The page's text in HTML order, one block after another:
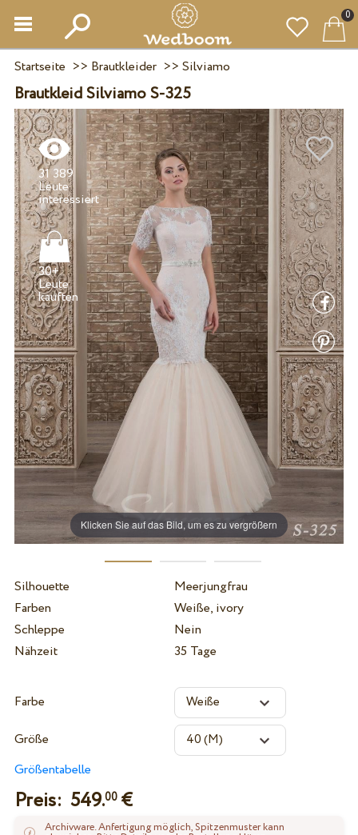
0
Startseite >> Brautkleider>> Silviamo
Brautkleid Silviamo S-325
Klicken Sie auf das Bild, um es zu vergrößern
31 389
Leute
interessiert
30+
Leute
Silhouette
Meerjungfrau
Farben
Weiße, ivory
Schleppe
Nein
Nähzeit
35 Tage
Farbe
Größe
Größentabelle
Preis: 549.00€
Archivware. Anfertigung möglich, Spitzenmuster kann